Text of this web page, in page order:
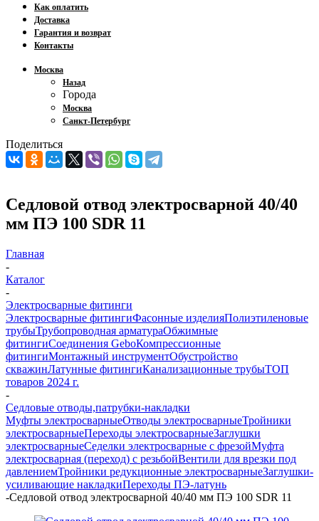
Как оплатить
Доставка
Гарантия и возврат
Контакты
Москва
Назад
Города
Москва
Санкт-Петербург
Поделиться
Седловой отвод электросварной 40/40
мм ПЭ 100 SDR 11
Главная
-
Каталог
-
Электросварные фитинги
Электросварные фитингиФасонные изделияПолиэтиленовые
трубыТрубопроводная арматураОбжимные
фитингиСоединения GeboКомпрессионные
фитингиМонтажный инструментОбустройство
скважинЛатунные фитингиКанализационные трубыТОП
товаров 2024 г.
-
Седловые отводы,патрубки-накладки
Муфты электросварныеОтводы электросварныеТройники
электросварныеПереходы электросварныеЗаглушки
электросварныеСеделки электросварные с фрезойМуфта
электросварная (переход) с резьбойВентили для врезки под
давлениемТройники редукционные электросварныеЗаглушки-
усиливающие накладкиПереходы ПЭ-латунь
-Седловой отвод электросварной 40/40 мм ПЭ 100 SDR 11